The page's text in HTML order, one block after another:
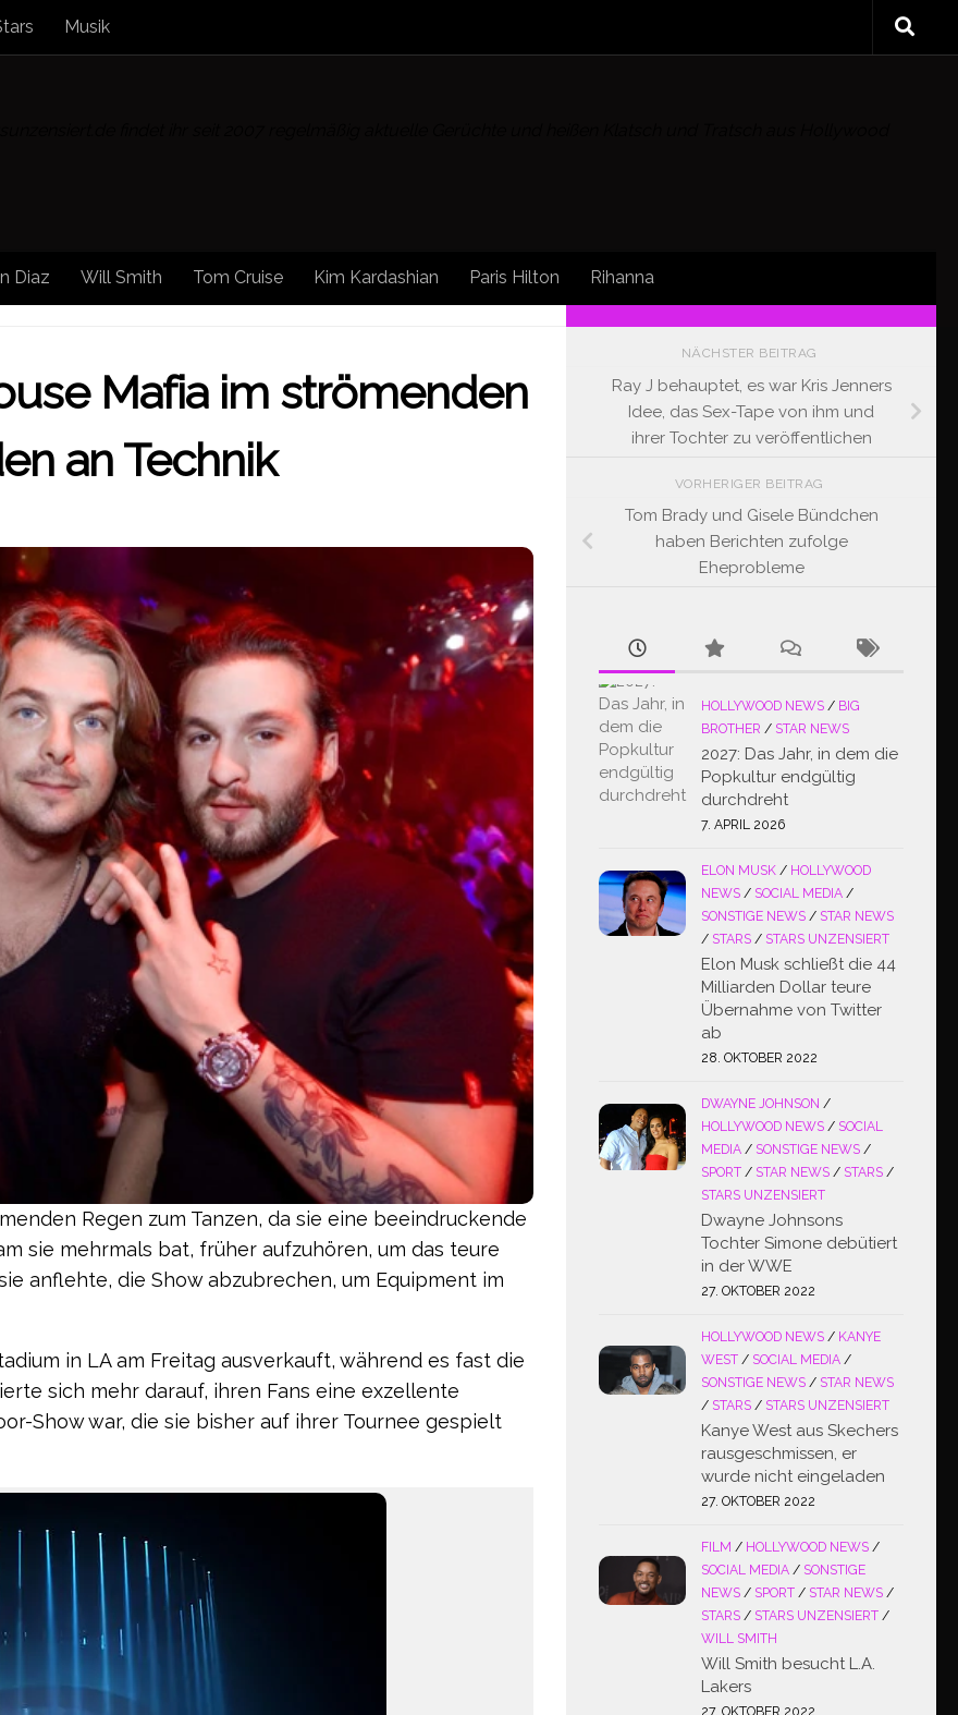
Musik
Diaz Will Smith Tom Cruise Kim Kardashian Paris Hilton Rihanna
Mafia im strömenden
an Technik
Regen zum Tanzen, da sie eine beeindruckende
sie mehrmals bat, früher aufzuhören, um das teure
anflehte, die Show abzubrechen, um Equipment im
in LA am Freitag ausverkauft, während es fast die
sich mehr darauf, ihren Fans eine exzellente
Show war, die sie bisher auf ihrer Tournee gespielt
NÄCHSTER BEITRAG
Ray J behauptet, es war Kris Jenners
Idee, das Sex-Tape von ihm und
ihrer Tochter zu veröffentlichen
VORHERIGER BEITRAG
Tom Brady und Gisele Bündchen
haben Berichten zufolge
Eheprobleme
HOLLYWOOD NEWS / BIG
BROTHER / STAR NEWS
2027: Das Jahr, in dem die
Popkultur endgültig
durchdreht
7. APRIL 2026
ELON MUSK / HOLLYWOOD
NEWS / SOCIAL MEDIA /
SONSTIGE NEWS / STAR NEWS
/ STARS / STARS UNZENSIERT
Elon Musk schließt die 44
Milliarden Dollar teure
Übernahme von Twitter
ab
28. OKTOBER 2022
DWAYNE JOHNSON /
HOLLYWOOD NEWS / SOCIAL
MEDIA / SONSTIGE NEWS /
SPORT / STAR NEWS / STARS /
STARS UNZENSIERT
Dwayne Johnsons
Tochter Simone debütiert
in der WWE
27. OKTOBER 2022
HOLLYWOOD NEWS / KANYE
WEST / SOCIAL MEDIA /
SONSTIGE NEWS / STAR NEWS
/ STARS / STARS UNZENSIERT
Kanye West aus Skechers
rausgeschmissen, er
wurde nicht eingeladen
27. OKTOBER 2022
FILM / HOLLYWOOD NEWS /
SOCIAL MEDIA / SONSTIGE
NEWS / SPORT / STAR NEWS /
STARS / STARS UNZENSIERT /
WILL SMITH
Will Smith besucht L.A.
Lakers
27. OKTOBER 2022